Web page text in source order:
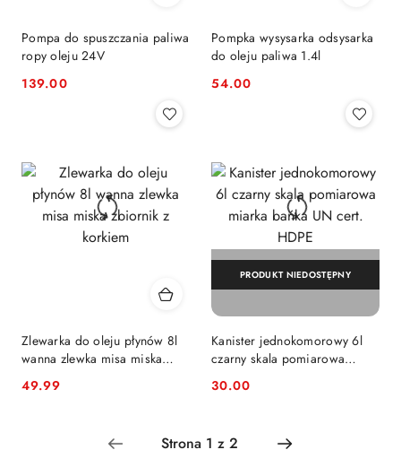
Pompa do spuszczania paliwa
ropy oleju 24V
Cena:
139.00
Pompka wysysarka odsysarka
do oleju paliwa 1.4l
Cena:
54.00
Zlewarka do oleju płynów 8l
wanna zlewka misa miska
Cena:
49.99
Kanister jednokomorowy 6l
czarny skala pomiarowa
Cena:
30.00
PRODUKT NIEDOSTĘPNY